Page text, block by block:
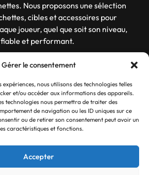
Gérer le consentement
nous utilisons des technologies telles
et/ou accéder aux informations des appareils.
technologies nous permettra de traiter des
de navigation ou les ID uniques sur ce
ou de retirer son consentement peut avoir un
caractéristiques et fonctions.
Accepter
Nous proposons une sélection
cibles et accessoires pour
joueur, quel que soit son niveau,
et performant.
nous
Contact